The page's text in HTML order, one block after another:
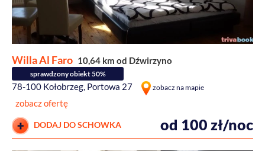
Willa Al Faro 10,64 km od Dźwirzyno
sprawdzony obiekt 50%
78-100 Kołobrzeg, Portowa 27 zobacz na mapie
zobacz ofertę
DODAJ DO SCHOWKA od 100 zł/noc